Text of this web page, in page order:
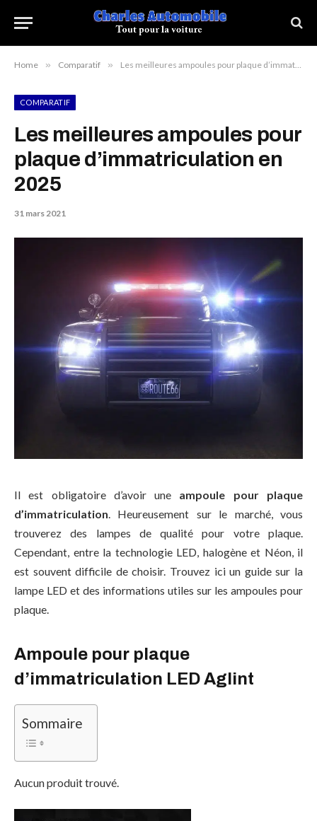
Home » Comparatif » Les meilleures ampoules pour plaque d’immatriculation en 2025
COMPARATIF
Les meilleures ampoules pour
plaque d’immatriculation en
2025
31 mars 2021
Il est obligatoire d’avoir une ampoule pour plaque
d’immatriculation. Heureusement sur le marché, vous
trouverez des lampes de qualité pour votre plaque.
Cependant, entre la technologie LED, halogène et Néon, il
est souvent difficile de choisir. Trouvez ici un guide sur la
lampe LED et des informations utiles sur les ampoules pour
plaque.
Ampoule pour plaque
d’immatriculation LED Aglint
Sommaire
Aucun produit trouvé.